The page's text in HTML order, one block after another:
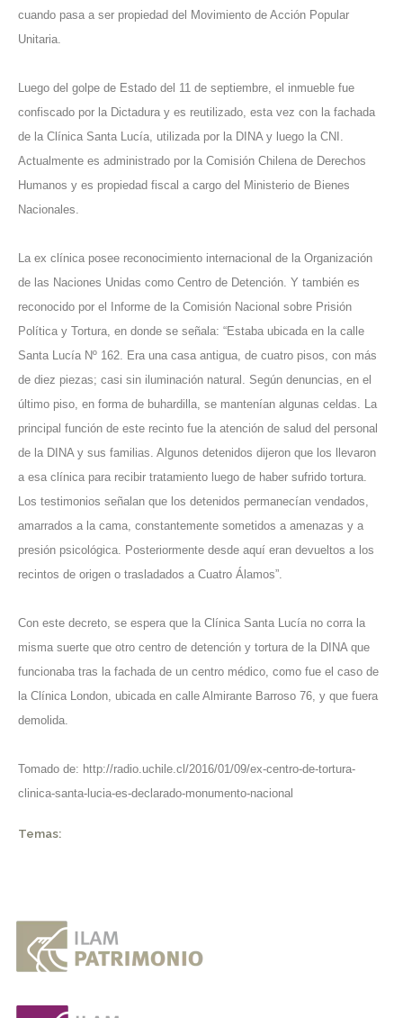
cuando pasa a ser propiedad del Movimiento de Acción Popular
Unitaria.
Luego del golpe de Estado del 11 de septiembre, el inmueble fue
confiscado por la Dictadura y es reutilizado, esta vez con la fachada
de la Clínica Santa Lucía, utilizada por la DINA y luego la CNI.
Actualmente es administrado por la Comisión Chilena de Derechos
Humanos y es propiedad fiscal a cargo del Ministerio de Bienes
Nacionales.
La ex clínica posee reconocimiento internacional de la Organización
de las Naciones Unidas como Centro de Detención. Y también es
reconocido por el Informe de la Comisión Nacional sobre Prisión
Política y Tortura, en donde se señala: “Estaba ubicada en la calle
Santa Lucía Nº 162. Era una casa antigua, de cuatro pisos, con más
de diez piezas; casi sin iluminación natural. Según denuncias, en el
último piso, en forma de buhardilla, se mantenían algunas celdas. La
principal función de este recinto fue la atención de salud del personal
de la DINA y sus familias. Algunos detenidos dijeron que los llevaron
a esa clínica para recibir tratamiento luego de haber sufrido tortura.
Los testimonios señalan que los detenidos permanecían vendados,
amarrados a la cama, constantemente sometidos a amenazas y a
presión psicológica. Posteriormente desde aquí eran devueltos a los
recintos de origen o trasladados a Cuatro Álamos”.
Con este decreto, se espera que la Clínica Santa Lucía no corra la
misma suerte que otro centro de detención y tortura de la DINA que
funcionaba tras la fachada de un centro médico, como fue el caso de
la Clínica London, ubicada en calle Almirante Barroso 76, y que fuera
demolida.
Tomado de: http://radio.uchile.cl/2016/01/09/ex-centro-de-tortura-
clinica-santa-lucia-es-declarado-monumento-nacional
Temas: